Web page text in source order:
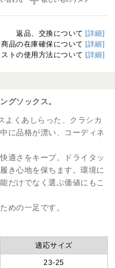
返品、交換について [詳細]
商品の在庫確保について [詳細]
トの使用方法について [詳細]
グソックス。
よくあしらった、クラシカ
に品格が漂い、コーディネ
適さをキープ。ドライタッ
き心地を保ちます。環境に
だけでなく選ぶ価値にもこ
めの一足です。
適応サイズ
23-25